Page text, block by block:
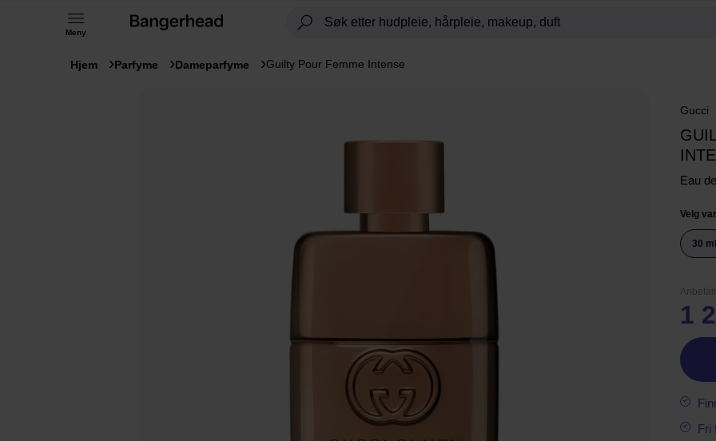
Meny
Hjem Parfyme Dameparfyme Guilty Pour Femme Intense
Gucci
Eau
Velg
30 ml
1
Fri